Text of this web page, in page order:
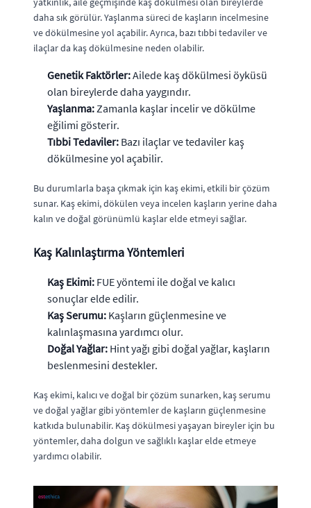
daha sık görülür. Yaşlanma süreci de kaşların incelmesine
ve dökülmesine yol açabilir. Ayrıca, bazı tıbbi tedaviler ve
ilaçlar da kaş dökülmesine neden olabilir.
Genetik Faktörler:Ailede kaş dökülmesi öyküsü
olan bireylerde daha yaygındır.
Yaşlanma: Zamanla kaşlar incelir ve dökülme
eğilimi gösterir.
Tıbbi Tedaviler: Bazı ilaçlar ve tedaviler kaş
dökülmesine yol açabilir.
Bu durumlarla başa çıkmak için kaş ekimi, etkili bir çözüm
sunar. Kaş ekimi, dökülen veya incelen kaşların yerine daha
kalın ve doğal görünümlü kaşlar elde etmeyi sağlar.
Kaş Kalınlaştırma Yöntemleri
Kaş Ekimi: FUE yöntemi ile doğal ve kalıcı
sonuçlar elde edilir.
Kaş Serumu: Kaşların güçlenmesine ve
kalınlaşmasına yardımcı olur.
Doğal Yağlar: Hint yağı gibi doğal yağlar, kaşların
beslenmesini destekler.
Kaş ekimi, kalıcı ve doğal bir çözüm sunarken, kaş serumu
ve doğal yağlar gibi yöntemler de kaşların güçlenmesine
katkıda bulunabilir. Kaş dökülmesi yaşayan bireyler için bu
yöntemler, daha dolgun ve sağlıklı kaşlar elde etmeye
yardımcı olabilir.